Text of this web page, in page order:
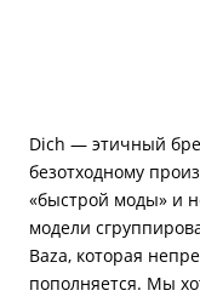
Dich — этичный
безотходному
«быстрой моды» и
модели
Baza, которая